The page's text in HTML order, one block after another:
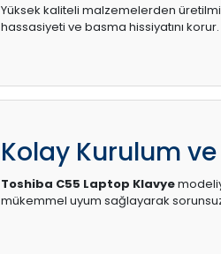
Yüksek kaliteli malzemelerden üretilmiş
hassasiyeti ve basma hissiyatını korur.
Kolay Kurulum
Toshiba C55 Laptop Klavye
mükemmel uyum sağlayarak